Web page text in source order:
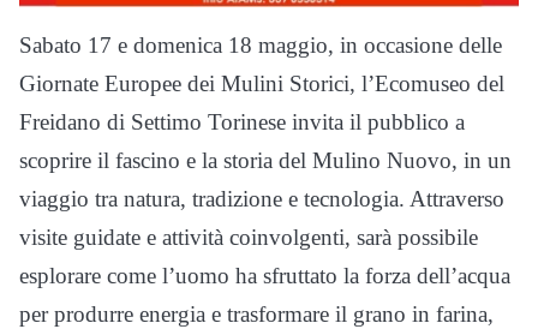
Sabato 17 e domenica 18 maggio, in occasione delle
Giornate Europee dei Mulini Storici, l’Ecomuseo del
Freidano di Settimo Torinese invita il pubblico a
scoprire il fascino e la storia del Mulino Nuovo, in un
viaggio tra natura, tradizione e tecnologia. Attraverso
visite guidate e attività coinvolgenti, sarà possibile
esplorare come l’uomo ha sfruttato la forza dell’acqua
per produrre energia e trasformare il grano in farina,